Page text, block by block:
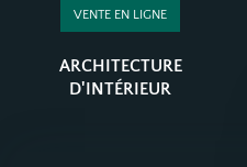
VENTE EN LIGNE
ARCHITECTURE
D'INTÉRIEUR